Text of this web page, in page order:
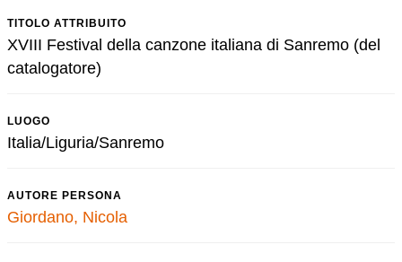
TITOLO ATTRIBUITO
XVIII Festival della canzone italiana di Sanremo (del
catalogatore)
LUOGO
Italia/Liguria/Sanremo
AUTORE PERSONA
Giordano, Nicola